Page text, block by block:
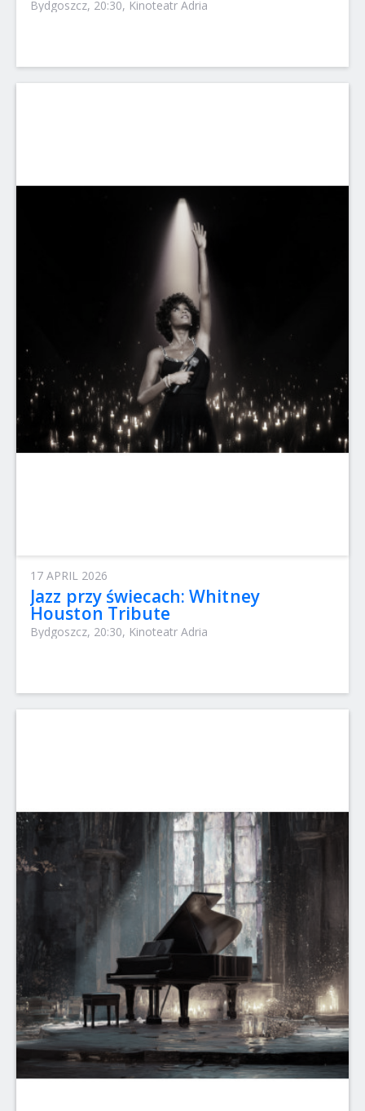
Bydgoszcz, 20:30, Kinoteatr Adria
17 APRIL 2026
Jazz przy świecach: Whitney
Houston Tribute
Bydgoszcz, 20:30, Kinoteatr Adria